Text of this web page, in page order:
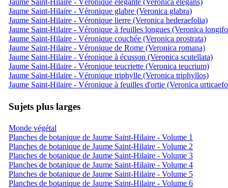
Jaume Saint-Hilaire - Véronique glabre (Veronica glabra)
Jaume Saint-Hilaire - Véronique lierre (Veronica hederaefolia)
Jaume Saint-Hilaire - Véronique à feuilles longues (Veronica
Jaume Saint-Hilaire - Véronique couchée (Veronica prostrata)
Jaume Saint-Hilaire - Véronique de Rome (Veronica romana)
Jaume Saint-Hilaire - Véronique à écusson (Veronica scutellata)
Jaume Saint-Hilaire - Véronique teucriette (Veronica teucrium)
Jaume Saint-Hilaire - Véronique triphylle (Veronica triphyllos)
Jaume Saint-Hilaire - Véronique à feuilles d'ortie (Veronica
Sujets plus larges
Monde végétal
Planches de botanique de Jaume Saint-Hilaire - Volume 1
Planches de botanique de Jaume Saint-Hilaire - Volume 2
Planches de botanique de Jaume Saint-Hilaire - Volume 3
Planches de botanique de Jaume Saint-Hilaire - Volume 4
Planches de botanique de Jaume Saint-Hilaire - Volume 5
Planches de botanique de Jaume Saint-Hilaire - Volume 6